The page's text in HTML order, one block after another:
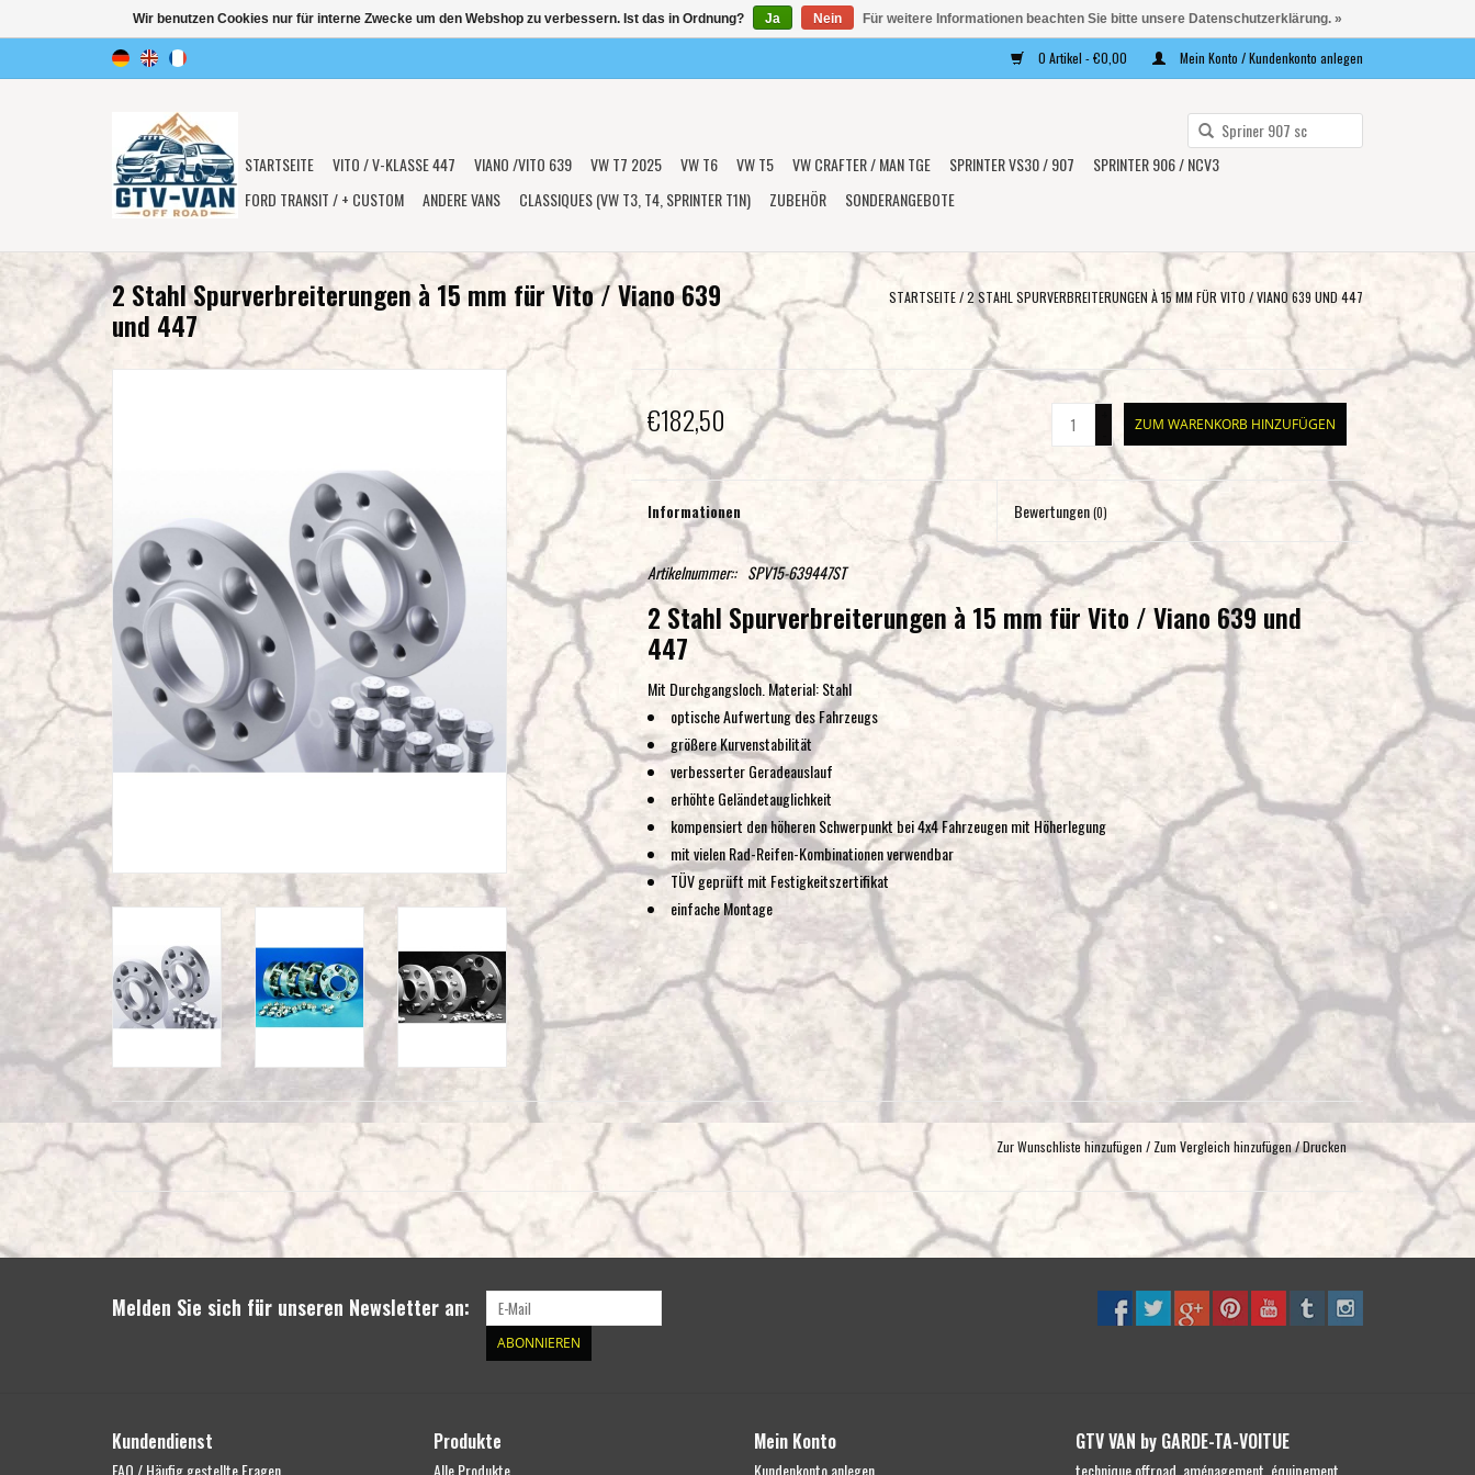
0 Artikel - €0,00 Mein Konto / Kundenkonto anlegen
verfügbare
die
Eingabetaste,
Suchergebnis
gelangen.
Benutzer
Touchgeräten
können
Touch-
verwenden.
STARTSEITE VITO / V-KLASSE 447 VIANO /VITO 639 VW T7 2025 VW T6 VW T5 VW CRAFTER / MAN TGE SPRINTER VS30 / 907
SPRINTER 906 / NCV3
FORD TRANSIT / + CUSTOM
ANDERE VANS CLASSIQUES (VW T3, T4, SPRINTER T1N) ZUBEHÖR SONDERANGEBOTE
2 Stahl Spurverbreiterungen à 15 mm für Vito / Viano 639
und 447
STARTSEITE/2 STAHL SPURVERBREITERUNGEN À 15 MM FÜR VITO / VIANO 639 UND 447
€182,50 ZUM WARENKORB HINZUFÜGEN
Informationen Bewertungen(0)
Artikelnummer:: SPV15-639447ST
2 Stahl Spurverbreiterungen à 15 mm für Vito / Viano 639 und
447
Mit Durchgangsloch. Material: Stahl
optische Aufwertung des Fahrzeugs
größere Kurvenstabilität
verbesserter Geradeauslauf
erhöhte Geländetauglichkeit
kompensiert den höheren Schwerpunkt bei 4x4 Fahrzeugen mit Höherlegung
mit vielen Rad-Reifen-Kombinationen verwendbar
TÜV geprüft mit Festigkeitszertifikat
einfache Montage
Zur Wunschliste hinzufügen / Zum Vergleich hinzufügen/Drucken
Melden Sie sich für unseren Newsletter an:
ABONNIEREN
Kundendienst
FAQ / Häufig gestellte Fragen
Produkte
Alle Produkte
Mein Konto
Kundenkonto anlegen
GTV VAN by GARDE-TA-VOITUE
technique offroad, aménagement, équipement,
Wir benutzen Cookies nur für interne Zwecke um den Webshop zu verbessern. Ist das in Ordnung? Ja Nein Für weitere Informationen beachten Sie bitte unsere Datenschutzerklärung. »